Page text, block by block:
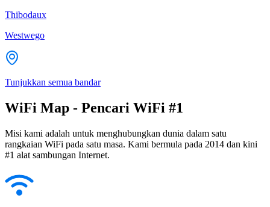
Thibodaux
Westwego
Tunjukkan semua bandar
WiFi Map - Pencari WiFi #1
Misi kami adalah untuk menghubungkan dunia dalam satu
rangkaian WiFi pada satu masa. Kami bermula pada 2014 dan kini
#1 alat sambungan Internet.